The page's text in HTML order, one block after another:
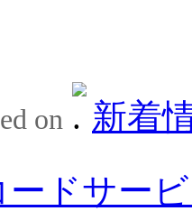
on
新着
ドサー